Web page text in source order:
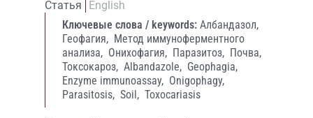
Статья
English
Ключевые слова / keywords: Албандазол,
Геофагия, Метод иммуноферментного
анализа, Онихофагия, Паразитоз, Почва,
Токсокароз, Albandazole, Geophagia,
Enzyme immunoassay, Onigophagy,
Parasitosis, Soil, Toxocariasis